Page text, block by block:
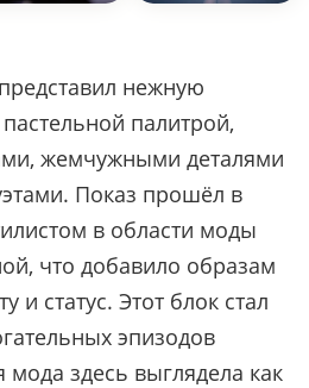
представил нежную
палитрой,
жемчужными деталями
Показ прошёл в
в области моды
что добавило образам
и статус. Этот блок стал
эпизодов
здесь выглядела как